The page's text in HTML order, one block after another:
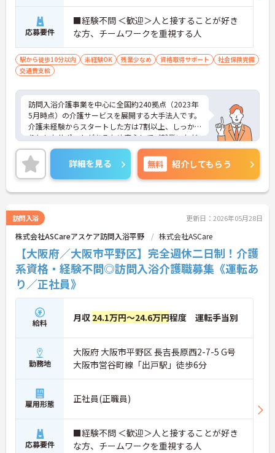
応募要件
■経験不問 ＜歓迎＞人と接することが好き
な方、チームワークを重視する人
駅から徒歩10分以内 未経験OK 残業少なめ 資格取得サポート
社会保険完備
交通費支給
訪問入浴介護事業を中心に全国約240拠点（2023年
5月時点）の介護サービスを展開する大手法人です。
介護未経験からスタートした方は7割以上、しっか
りとしたサポートがあるため安心してご就業いただ
けます。お風呂に入れなくて困っている方に、手を
差し伸べてあげられるとてもやりがいのあるお仕事
です。ご興味ある方には、面接対策ポイントなど、
さらに詳細をお話しいたしますのでお気軽にご相談
ください！
詳細を見る 無料 紹介してもらう
訪問入浴 更新日：2026年05月28日
株式会社ASCareアスケア訪問入浴平野 株式会社ASCare
【大阪府／大阪市平野区】完全週休二日制！介護
系資格・経験不問◎訪問入浴介護職募集《運転あ
り／正社員》
給料 月収 24.1万円～24.6万円程度 運転手当別
勤務地
大阪府 大阪市平野区 長吉長原西2-7-5 G号
大阪市営谷町線「出戸駅」徒歩6分
雇用形態 正社員(正職員)
応募要件
■経験不問 ＜歓迎＞人と接することが好き
な方、チームワークを重視する人